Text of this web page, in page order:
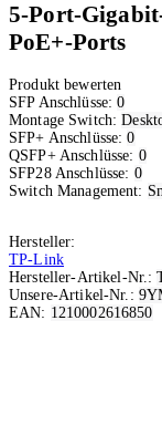
5-Port-
PoE+-Ports
Produkt bewerten
SFP Anschlüsse:0
Montage Switch:
SFP+ Anschlüsse:0
QSFP+ Anschlüsse: 0
SFP28 Anschlüsse: 0
Switch Management:
Hersteller:
TP-Link
Hersteller-Artikel-Nr.:
Unsere-Artikel-Nr.:
EAN: 1210002616850